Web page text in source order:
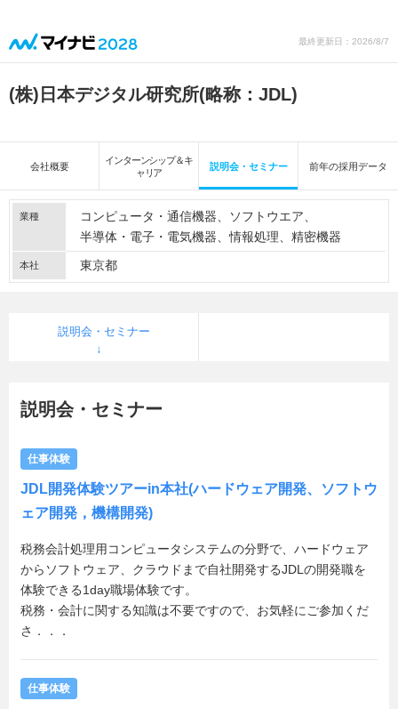
最終更新日：2026/8/7
(株)日本デジタル研究所(略称：JDL)
会社概要
インターンシップ＆キ
ャリア
説明会・セミナー 前年の採用データ
業種 コンピュータ・通信機器
ソフトウエア
半導体・電子・電気機器
情報処理 精密機器
本社 東京都
説明会・セミナー
説明会・セミナー
仕事体験
JDL開発体験ツアーin本社(ハードウェア開発、ソフトウ
ェア開発，機構開発)
税務会計処理用コンピュータシステムの分野で、ハードウェア
からソフトウェア、クラウドまで自社開発するJDLの開発職を
体験できる1day職場体験です。
税務・会計に関する知識は不要ですので、お気軽にご参加くだ
さ．．．
仕事体験